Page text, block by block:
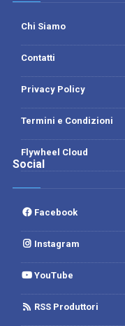
Chi Siamo
Contatti
Privacy Policy
Termini e Condizioni
Flywheel Cloud
Social
Facebook
Instagram
YouTube
RSS Produttori